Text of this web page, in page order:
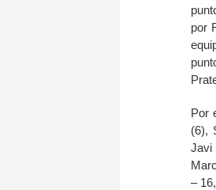
por
Por
(6),
Javi
–